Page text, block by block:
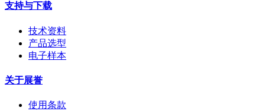
支持与下载
技术资料
产品选型
电子样本
关于展誉
使用条款